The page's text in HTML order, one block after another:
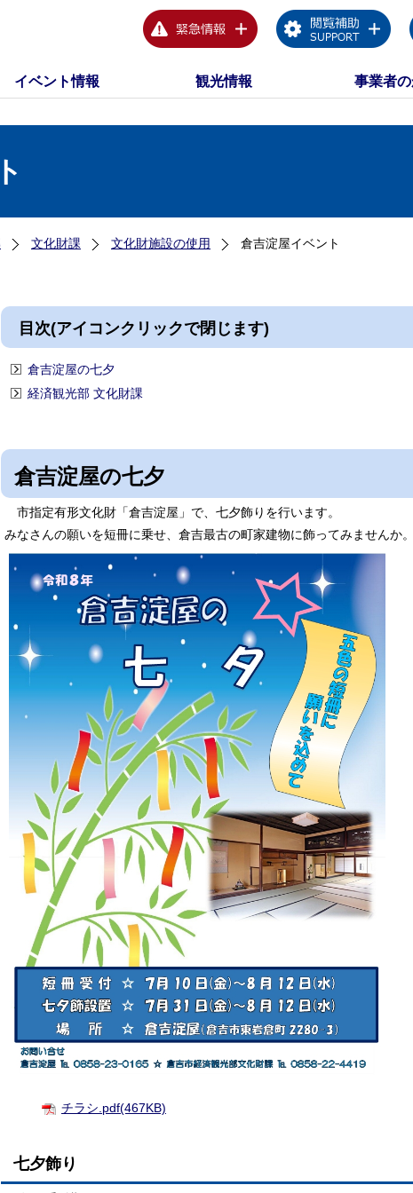
イベント情報 観光情報 事業者
文化財課 文化財施設の使用 倉吉淀屋イベント
目次(アイコンクリックで閉じます)
倉吉淀屋の七夕
経済観光部 文化財課
倉吉淀屋の七夕
市指定有形文化財「倉吉淀屋」で、七夕飾りを行います。
みなさんの願いを短冊に乗せ、倉吉最古の町家建物に飾ってみませんか
チラシ.pdf(467KB)
七夕飾り